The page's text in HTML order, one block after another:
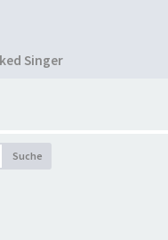
Singer
Suche